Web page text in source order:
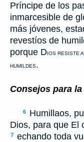
Príncipe de los
inmarcesible de
más jóvenes,
revestíos de
porque DIOS RESISTE
HUMILDES.
Consejos para
6
Humillaos,
Dios, para que El
7 echando toda